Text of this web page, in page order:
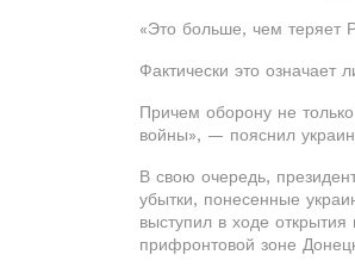
«Это больше, чем теряет
Фактически это означает
Причем оборону не
войны», — пояснил
В свою очередь,
убытки, понесенные
выступил в ходе
прифронтовой зоне